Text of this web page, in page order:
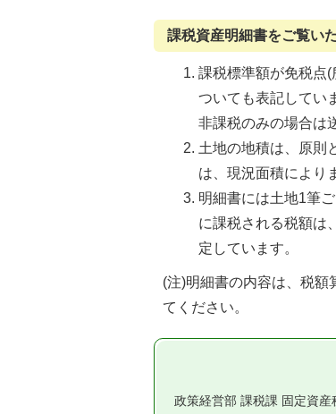
課税資産明細書をご覧い
課税標準額が免税点
ついても表記してい
非課税のみの場合は
土地の地積は、原則
は、現況面積により
明細書には土地1筆
に課税される税額は
定しています。
(注)明細書の内容は、税額
てください。
政策経営部 課税課 固定資産